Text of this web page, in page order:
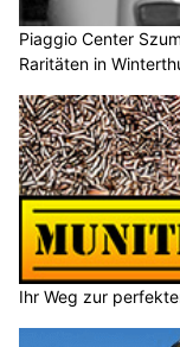
Piaggio Center
Raritäten in
Ihr Weg zur